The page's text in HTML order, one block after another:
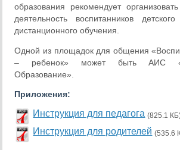
образования рекомендует
деятельность воспитанников
дистанционного обучения.
Одной из площадок для общения
– ребенок» может быть АИС
Образование».
Приложения:
Инструкция для педагога (825.1
Инструкция для родителей (535.6